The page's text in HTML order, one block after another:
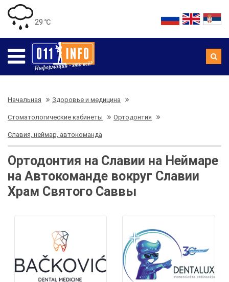
29 ℃
Начальная Здоровье и медицина
Стоматологические кабинеты Ортодонтия
Славия, неймар, автокоманда
Ортодонтия на Славии на Неймаре
на Автокоманде вокруг Славии
Храм Святого Саввы